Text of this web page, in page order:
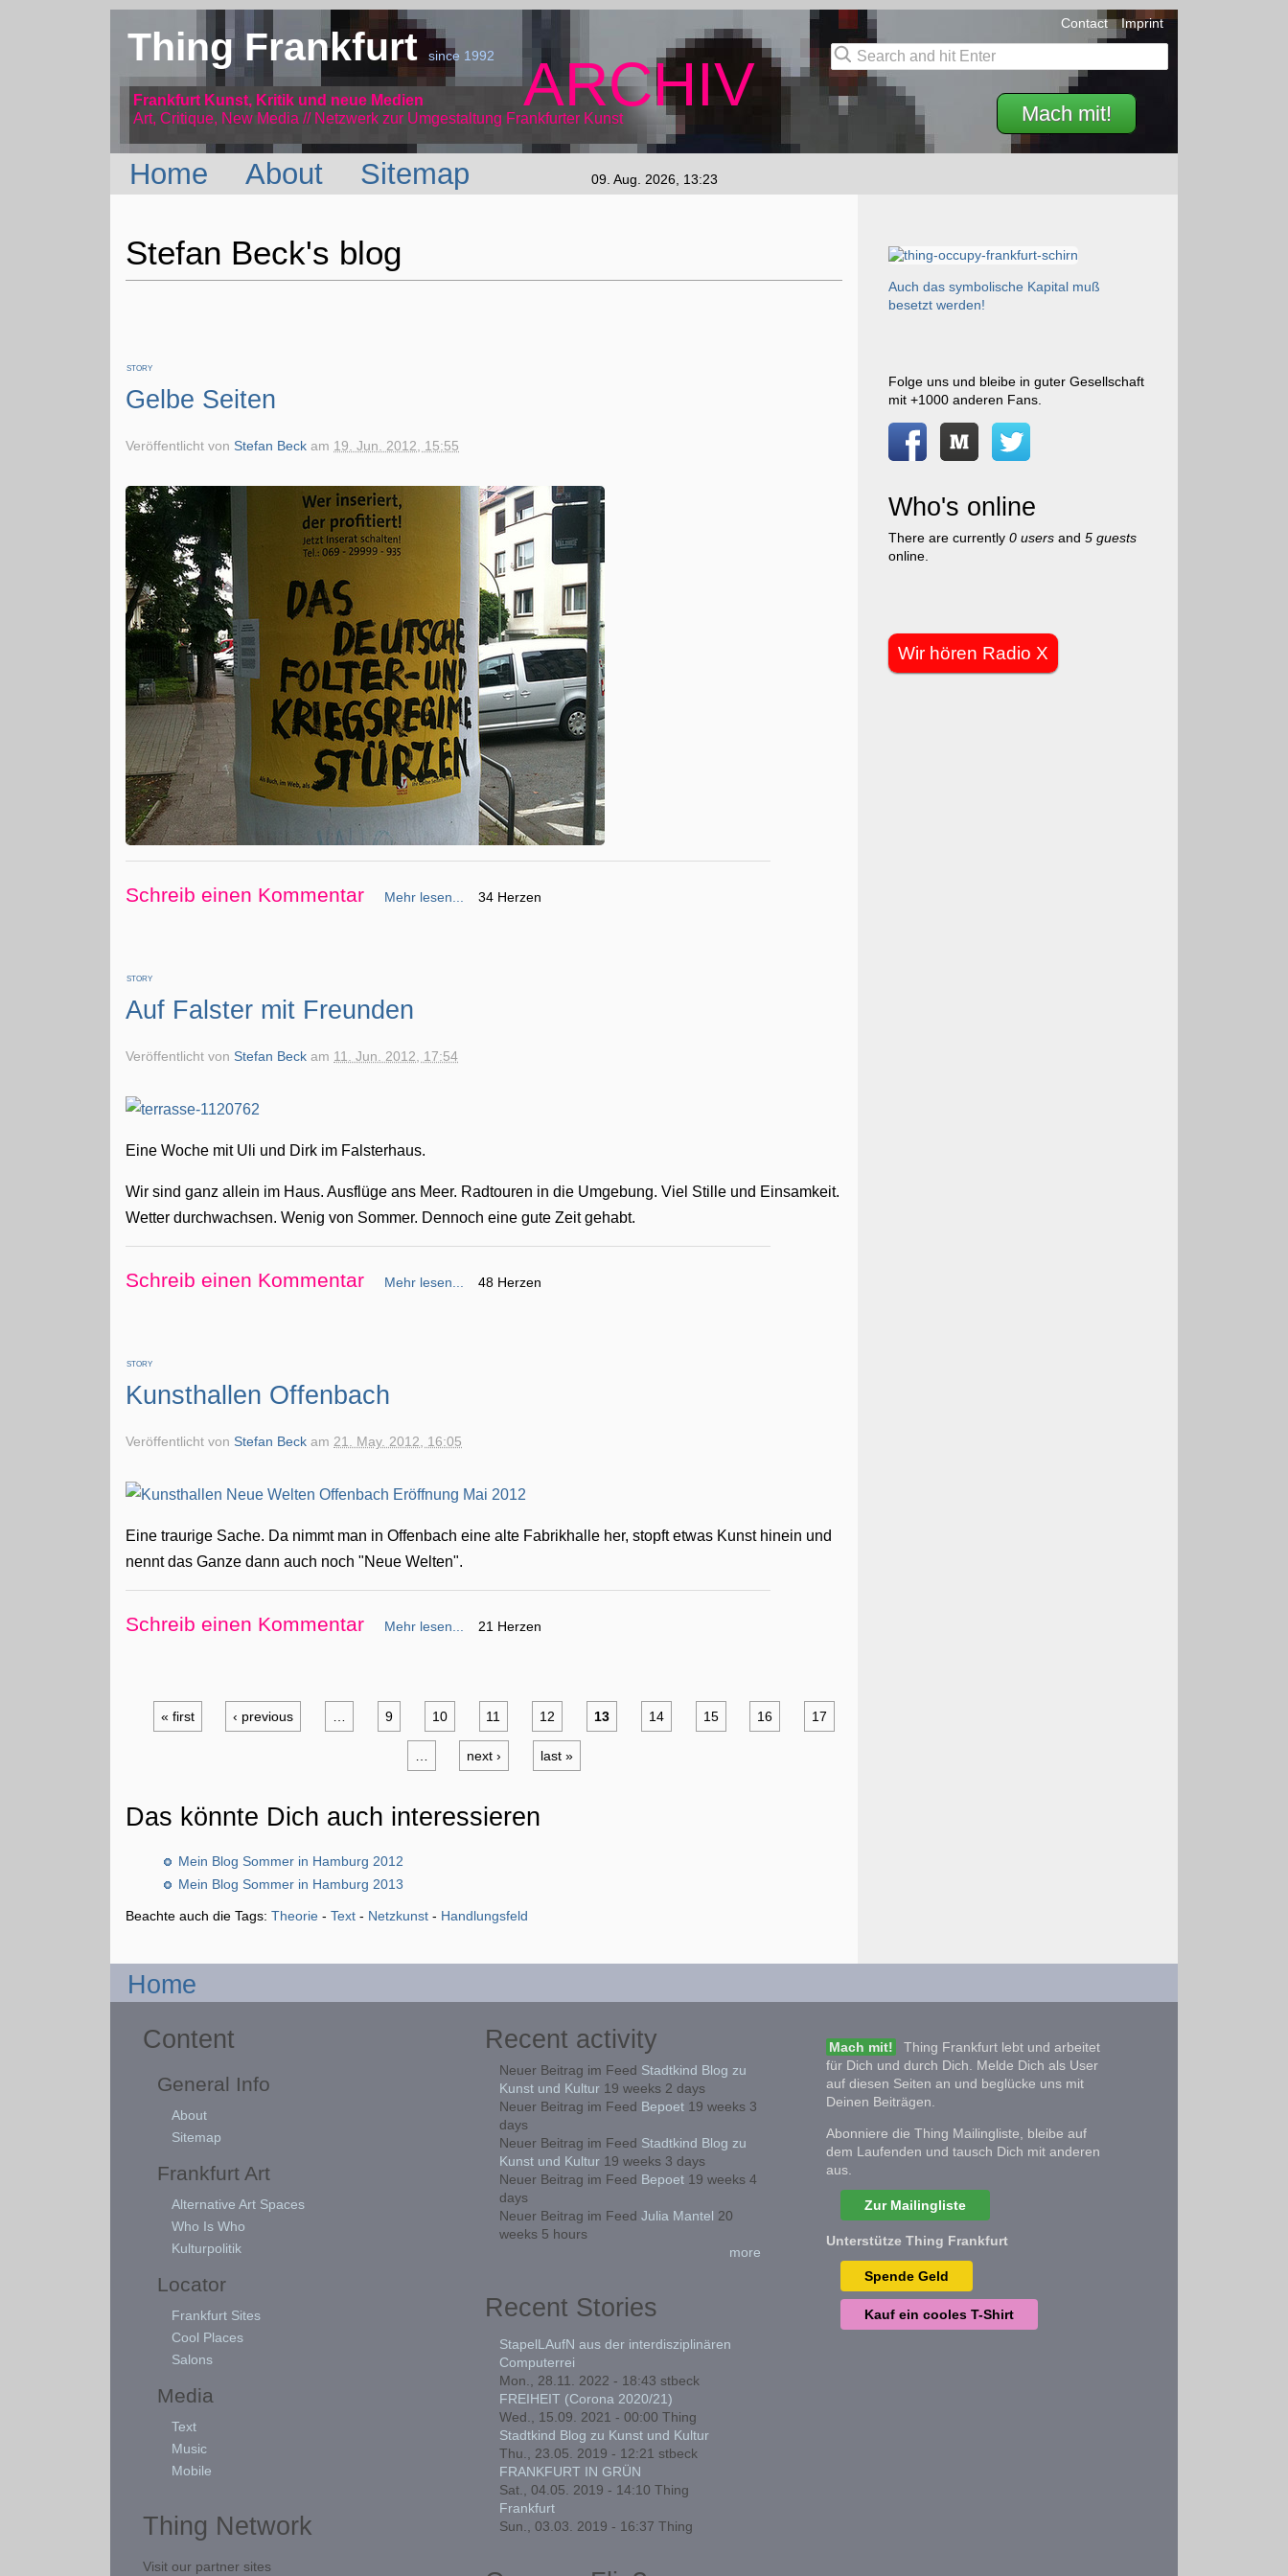
Thing Frankfurtsince 1992
Frankfurt Kunst, Kritik und neue Medien
Art, Critique, New Media // Netzwerk
ARCHIV
zur Umgestaltung Frankfurter Kunst Mach mit!
Contact Imprint
Home About Sitemap 09. Aug. 2026, 13:23
Stefan Beck's blog
STORY
Gelbe Seiten
Veröffentlicht vonStefan Beck am 19. Jun. 2012, 15:55
Schreib einen Kommentar Mehr lesen... 34 Herzen
STORY
Auf Falster mit Freunden
Veröffentlicht vonStefan Beck am 11. Jun. 2012, 17:54
Eine Woche mit Uli und Dirk im Falsterhaus.
Wir sind ganz allein im Haus. Ausflüge ans Meer. Radtouren in die Umgebung. Viel Stille und Einsamkeit.
Wetter durchwachsen. Wenig von Sommer. Dennoch eine gute Zeit gehabt.
Schreib einen Kommentar Mehr lesen... 48 Herzen
STORY
Kunsthallen Offenbach
Veröffentlicht vonStefan Beck am21. May. 2012, 16:05
Eine traurige Sache. Da nimmt man in Offenbach eine alte Fabrikhalle her, stopft etwas Kunst hinein und
nennt das Ganze dann auch noch "Neue Welten".
Schreib einen Kommentar Mehr lesen... 21 Herzen
« first ‹ previous 9 10 11 12 13 14 15 16 17
next › last »
Das könnte Dich auch interessieren
Mein Blog Sommer in Hamburg 2012
Mein Blog Sommer in Hamburg 2013
Beachte auch die Tags:Theorie -Text - Netzkunst - Handlungsfeld
Auch das symbolische Kapital muß
besetzt werden!
Folge uns und bleibe in guter Gesellschaft
mit +1000 anderen Fans.
Who's online
There are currently 0 usersand 5 guests
online.
Wir hören Radio X
Home
Content
General Info
About
Sitemap
Frankfurt Art
Alternative Art Spaces
Who Is Who
Kulturpolitik
Locator
Frankfurt Sites
Cool Places
Salons
Media
Text
Music
Mobile
Thing Network
Visit our partner sites
Recent activity
Neuer Beitrag im Feed Stadtkind Blog zu
Kunst und Kultur19 weeks 2 days
Neuer Beitrag im Feed Bepoet19 weeks 3
days
Neuer Beitrag im Feed Stadtkind Blog zu
Kunst und Kultur19 weeks 3 days
Neuer Beitrag im Feed Bepoet19 weeks 4
days
Neuer Beitrag im Feed Julia Mantel 20
weeks 5 hours
more
Recent Stories
StapelLAufN aus der interdisziplinären
Computerrei
Mon., 28.11. 2022 - 18:43 stbeck
FREIHEIT (Corona 2020/21)
Wed., 15.09. 2021 - 00:00 Thing
Stadtkind Blog zu Kunst und Kultur
Thu., 23.05. 2019 - 12:21 stbeck
FRANKFURT IN GRÜN
Sat., 04.05. 2019 - 14:10 Thing
Frankfurt
Sun., 03.03. 2019 - 16:37 Thing
Mach mit!
Thing Frankfurt lebt und arbeitet
für Dich und durch Dich. Melde Dich als User
auf diesen Seiten an und beglücke uns mit
Deinen Beiträgen.
Abonniere die Thing Mailingliste, bleibe auf
dem Laufenden und tausch Dich mit anderen
aus.
Zur Mailingliste
Unterstütze Thing Frankfurt
Spende Geld
Kauf ein cooles T-Shirt